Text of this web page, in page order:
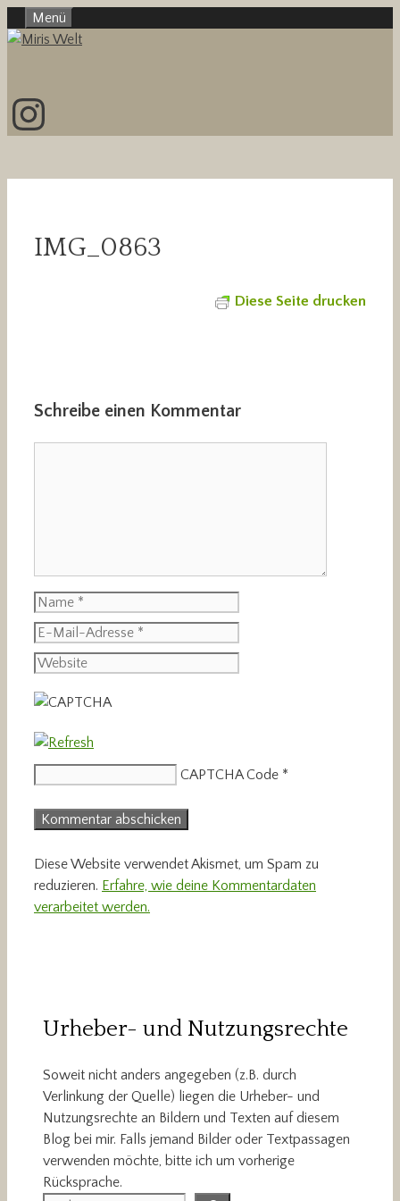
Inhalt
Menü
Instagram
IMG_0863
Diese Seite drucken
Schreibe einen Kommentar
Name
E-
Mail-
Adresse
Website
CAPTCHA Code *
Diese Website verwendet Akismet, um Spam zu
reduzieren. Erfahre, wie deine Kommentardaten
verarbeitet werden.
Urheber- und Nutzungsrechte
Soweit nicht anders angegeben (z.B. durch
Verlinkung der Quelle) liegen die Urheber- und
Nutzungsrechte an Bildern und Texten auf diesem
Blog bei mir. Falls jemand Bilder oder Textpassagen
verwenden möchte, bitte ich um vorherige
Rücksprache.